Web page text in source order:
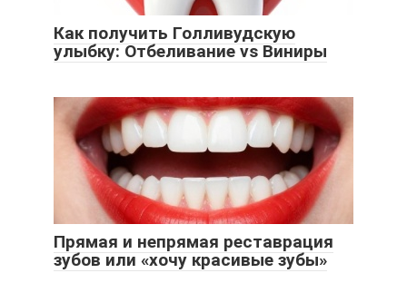
Как получить Голливудскую
улыбку: Отбеливание vs Виниры
Прямая и непрямая реставрация
зубов или «хочу красивые зубы»